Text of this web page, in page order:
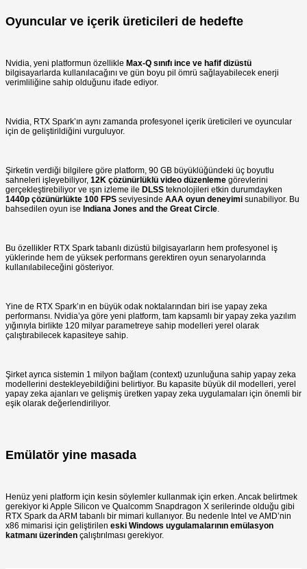
Oyuncular ve içerik üreticileri de hedefte
Nvidia, yeni platformun özellikle Max-Q sınıfı ince ve hafif dizüstü
bilgisayarlarda kullanılacağını ve gün boyu pil ömrü sağlayabilecek enerji
verimliliğine sahip olduğunu ifade ediyor.
Nvidia, RTX Spark’ın aynı zamanda profesyonel içerik üreticileri ve oyuncular
için de geliştirildiğini vurguluyor.
Şirketin verdiği bilgilere göre platform, 90 GB büyüklüğündeki üç boyutlu
sahneleri işleyebiliyor, 12K çözünürlüklü video düzenleme görevlerini
gerçekleştirebiliyor ve ışın izleme ile DLSS teknolojileri etkin durumdayken
1440p çözünürlükte 100 FPS seviyesinde AAA oyun deneyimi sunabiliyor. Bu
bahsedilen oyun ise Indiana Jones and the Great Circle
Bu özellikler RTX Spark tabanlı dizüstü bilgisayarların hem profesyonel iş
yüklerinde hem de yüksek performans gerektiren oyun senaryolarında
kullanılabileceğini gösteriyor.
Yine de RTX Spark’ın en büyük odak noktalarından biri ise yapay zeka
performansı. Nvidia’ya göre yeni platform, tam kapsamlı bir yapay zeka yazılım
yığınıyla birlikte 120 milyar parametreye sahip modelleri yerel olarak
çalıştırabilecek kapasiteye sahip.
Şirket ayrıca sistemin 1 milyon bağlam (context) uzunluğuna sahip yapay zeka
modellerini destekleyebildiğini belirtiyor. Bu kapasite büyük dil modelleri, yerel
yapay zeka ajanları ve gelişmiş üretken yapay zeka uygulamaları için önemli bir
eşik olarak değerlendiriliyor.
Emülatör yine masada
Henüz yeni platform için kesin söylemler kullanmak için erken. Ancak belirtmek
gerekiyor ki Apple Silicon ve Qualcomm Snapdragon X serilerinde olduğu gibi
RTX Spark da ARM tabanlı bir mimari kullanıyor. Bu nedenle Intel ve AMD’nin
x86 mimarisi için geliştirilen eski Windows uygulamalarının emülasyon
katmanı üzerinden çalıştırılması gerekiyor.